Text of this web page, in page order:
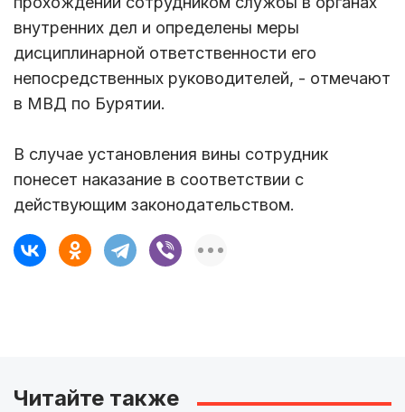
внутренних дел и определены меры
дисциплинарной ответственности его
непосредственных руководителей, - отмечают
в МВД по Бурятии.
В случае установления вины сотрудник
понесет наказание в соответствии с
действующим законодательством.
Читайте также